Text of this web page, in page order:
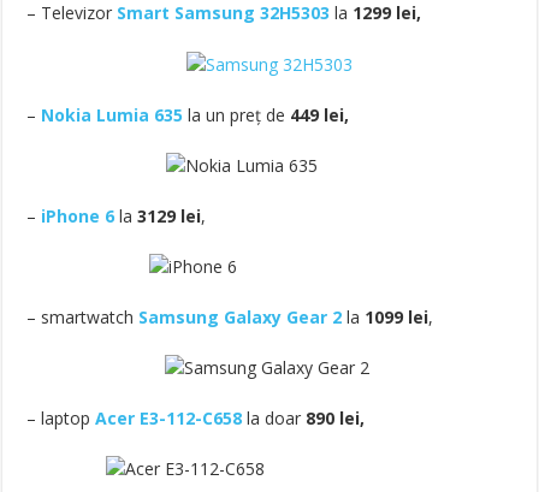
– Televizor Smart Samsung 32H5303 la 1299 lei,
– Nokia Lumia 635 la un preț de 449 lei,
– iPhone 6 la3129 lei,
– smartwatch Samsung Galaxy Gear 2 la 1099 lei,
– laptopAcer E3-112-C658 la doar 890 lei,